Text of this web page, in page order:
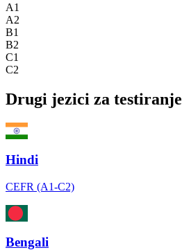
A1
A2
B1
B2
C1
C2
Drugi jezici za testiranje
Hindi
CEFR (A1-C2)
Bengali